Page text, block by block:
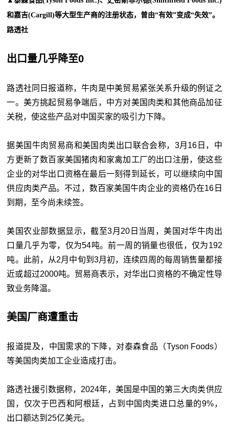
和嘉吉(Cargill)等大型生产商的注册状态，曾由“有效”变成“失效”。
路透社
出口量几乎降至0
路透社同日报道称，牛肉是中美贸易紧张关系升级的例证之
一。美方挑起贸易争端后，中方对美国肉类和其他商品加征
关税，使这些产品对中国买家的吸引力下降。
据美国牛肉贸易商和美国肉类出口联合会称，3月16日，中
方更新了数百家美国猪肉和家禽加工厂的出口注册，使这些
企业的对华出口资格在最后一刻得到延长，可以继续向中国
供应肉类产品。不过，数百家美国牛肉企业的资格仍在16日
到期，至今尚未续签。
美国农业部数据显示，截至3月20日当周，美国对华牛肉出
口量几乎为零，仅为54吨。前一周的销量也很低，仅为192
吨。此前，从2月中旬到3月初，连续四周的每周销售量都接
近或超过2000吨。贸易商表示，对华出口资格的不确定性导
致业务降温。
美国厂商遭重击
报道提及，中国需求的下降，对泰森食品（Tyson Foods）
等美国肉类加工企业造成打击。
路透社援引数据称，2024年，美国是中国的第三大肉类供应
国，仅次于巴西和阿根廷，占到中国肉类进口总量的9%，
出口额达到25亿美元。